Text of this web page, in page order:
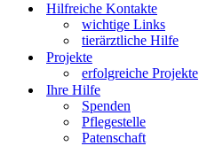
Hilfreiche Kontakte
wichtige Links
tierärztliche Hilfe
Projekte
erfolgreiche Projekte
Ihre Hilfe
Spenden
Pflegestelle
Patenschaft